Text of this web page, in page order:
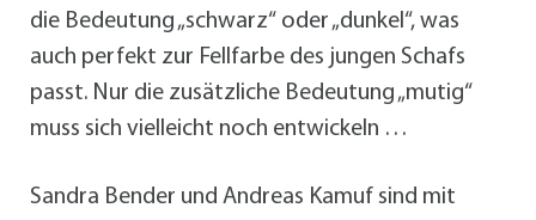
die Bedeutung „schwarz“ oder „dunkel“, was
auch perfekt zur Fellfarbe des jungen Schafs
passt. Nur die zusätzliche Bedeutung „mutig“
muss sich vielleicht noch entwickeln …
Sandra Bender und Andreas Kamuf sind mit